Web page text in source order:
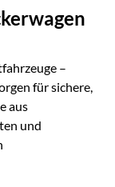
–
für sichere,
aus
und